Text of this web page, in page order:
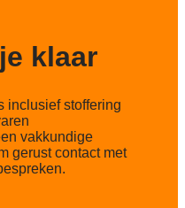
B02klaar
inclusief stoffering
vakkundige
gerust contact met